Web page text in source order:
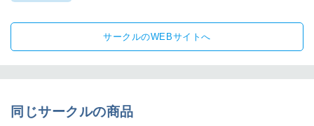
サークルのWEBサイトへ
同じサークルの商品